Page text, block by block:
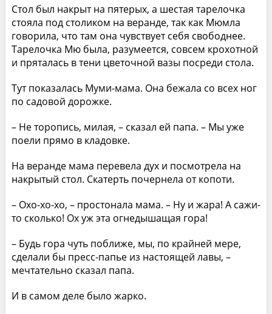
Стол был накрыт на пятерых, а шестая тарелочка
стояла под столиком на веранде, так как Мюмла
говорила, что там она чувствует себя свободнее.
Тарелочка Мю была, разумеется, совсем крохотной
и пряталась в тени цветочной вазы посреди стола.
Тут показалась Муми-мама. Она бежала со всех ног
по садовой дорожке.
– Не торопись, милая, – сказал ей папа. – Мы уже
поели прямо в кладовке.
На веранде мама перевела дух и посмотрела на
накрытый стол. Скатерть почернела от копоти.
– Охо-хо-хо, – простонала мама. – Ну и жара! А сажи-
то сколько! Ох уж эта огнедышащая гора!
– Будь гора чуть поближе, мы, по крайней мере,
сделали бы пресс-папье из настоящей лавы, –
мечтательно сказал папа.
И в самом деле было жарко.